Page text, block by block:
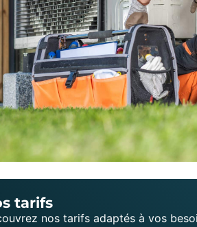
tarifs
nos tarifs adaptés à vos